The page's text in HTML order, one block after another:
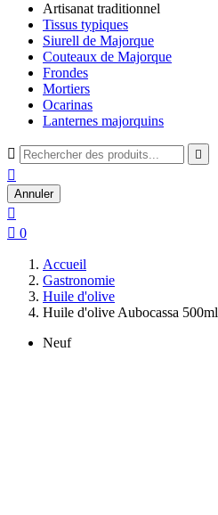
Artisanat traditionnel
Tissus typiques
Siurell de Majorque
Couteaux de Majorque
Frondes
Mortiers
Ocarinas
Lanternes majorquins
 

Annuler

 0
Accueil
Gastronomie
Huile d'olive
Huile d'olive Aubocassa 500ml
Neuf